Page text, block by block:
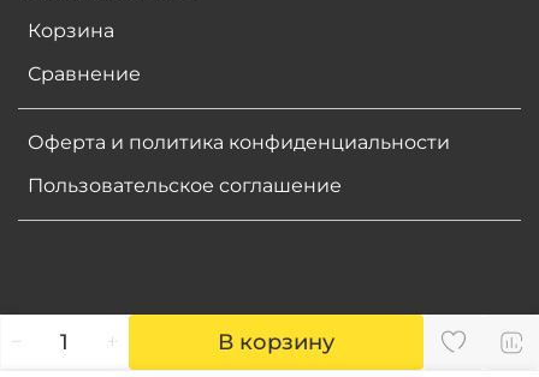
В корзину
Корзина
Сравнение
Оферта и политика конфиденциальности
Пользовательское соглашение